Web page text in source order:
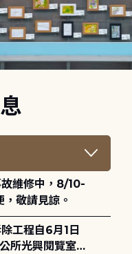
敬請見諒。
所光興閱覽室，